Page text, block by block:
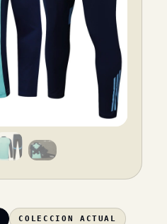
COLECCION ACTUAL